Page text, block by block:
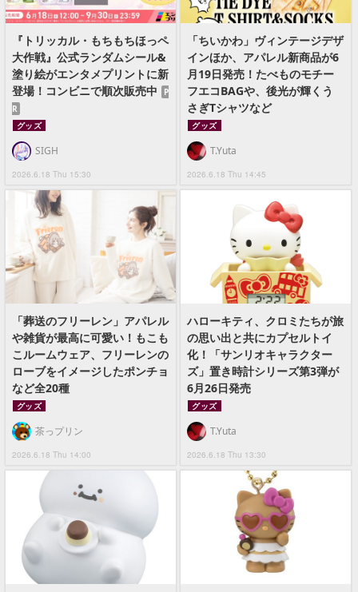
『トリッカル・もちもちほっペ
大作戦』公式ランダムシール&
塗り絵がエンタメプリントに新
登場！コンビニで順次販売中
P
R
グッズ
2026.6.18 Thu 15:30
SIGH
「ちいかわ」ヴィンテージデザ
インほか、アパレル新商品が6
月19日発売！たべものモチー
フエコBAGや、後光が輝くう
さぎTシャツなど
グッズ
2026.6.18 Thu 14:45
T.Yuta
「葬送のフリーレン」アパレル
や雑貨が最高に可愛い！もこも
こルームウェア、フリーレンの
ローブをイメージしたポンチョ
など全20種
グッズ
2026.6.18 Thu 14:00
茶っプリン
ハローキティ、クロミたちが旅
の思い出と共にカプセルトイ
化！「サンリオキャラクター
ズ」置き時計シリーズ第3弾が
6月26日発売
グッズ
2026.6.18 Thu 13:30
T.Yuta